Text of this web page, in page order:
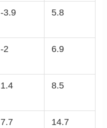
-3.9 5.8
-2 6.9
1.4 8.5
7.7 14.7